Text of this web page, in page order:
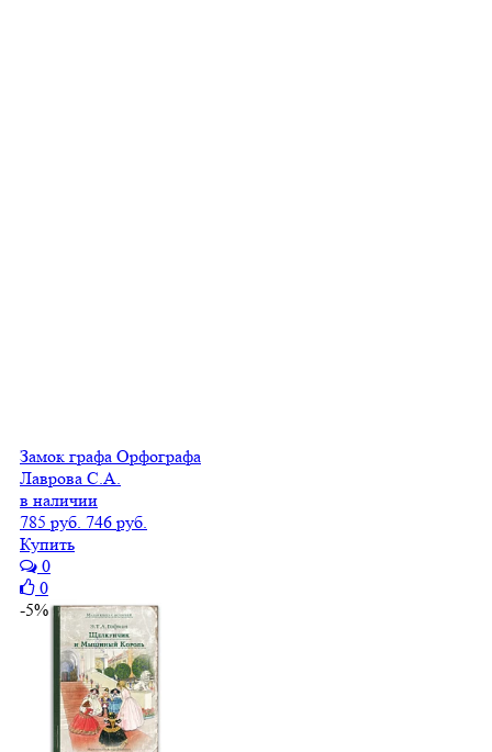
Замок графа Орфографа
Лаврова С.А.
в наличии
785 руб. 746 руб.
Купить
0
0
-5%